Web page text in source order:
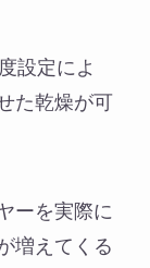
設定によ
た乾燥が可
ーを実際に
増えてくる